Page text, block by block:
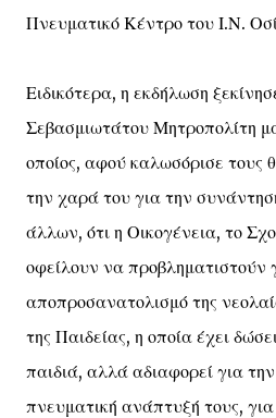
Πνευματικό Κέντρο του Ι.Ν.
Ειδικότερα, η εκδήλωση
Σεβασμιωτάτου Μητροπολίτη
οποίος, αφού καλωσόρισε τους
την χαρά του για την
άλλων, ότι η Οικογένεια, το
οφείλουν να προβληματιστούν
αποπροσανατολισμό της
της Παιδείας, η οποία έχει
παιδιά, αλλά αδιαφορεί για
πνευματική ανάπτυξή τους, για